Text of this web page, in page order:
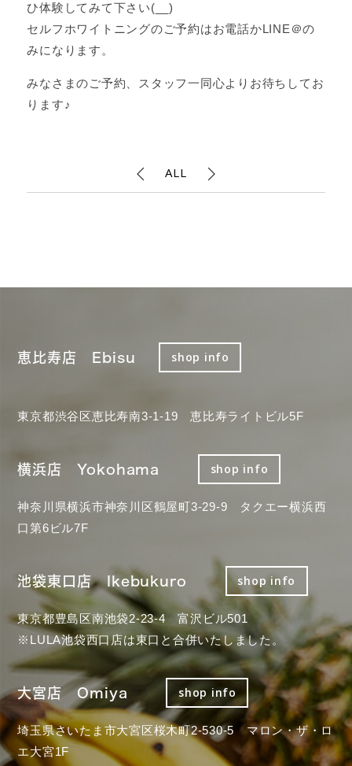
ひ体験してみて下さい(__)
セルフホワイトニングのご予約はお電話かLINE＠の
みになります。
みなさまのご予約、スタッフ一同心よりお待ちしてお
ります♪
ALL
恵比寿店 Ebisu shop info
東京都渋谷区恵比寿南3-1-19 恵比寿ライトビル5F
横浜店 Yokohama shop info
神奈川県横浜市神奈川区鶴屋町3-29-9 タクエー横浜西
口第6ビル7F
池袋東口店 Ikebukuro shop info
東京都豊島区南池袋2-23-4 富沢ビル501
※LULA池袋西口店は東口と合併いたしました。
大宮店 Omiya shop info
埼玉県さいたま市大宮区桜木町2-530-5 マロン・ザ・ロ
エ大宮1F